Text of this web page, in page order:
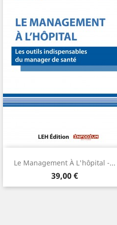
Le Management À L'hôpital -...
Prix
39,00 €
 Aperçu
AJOUTER